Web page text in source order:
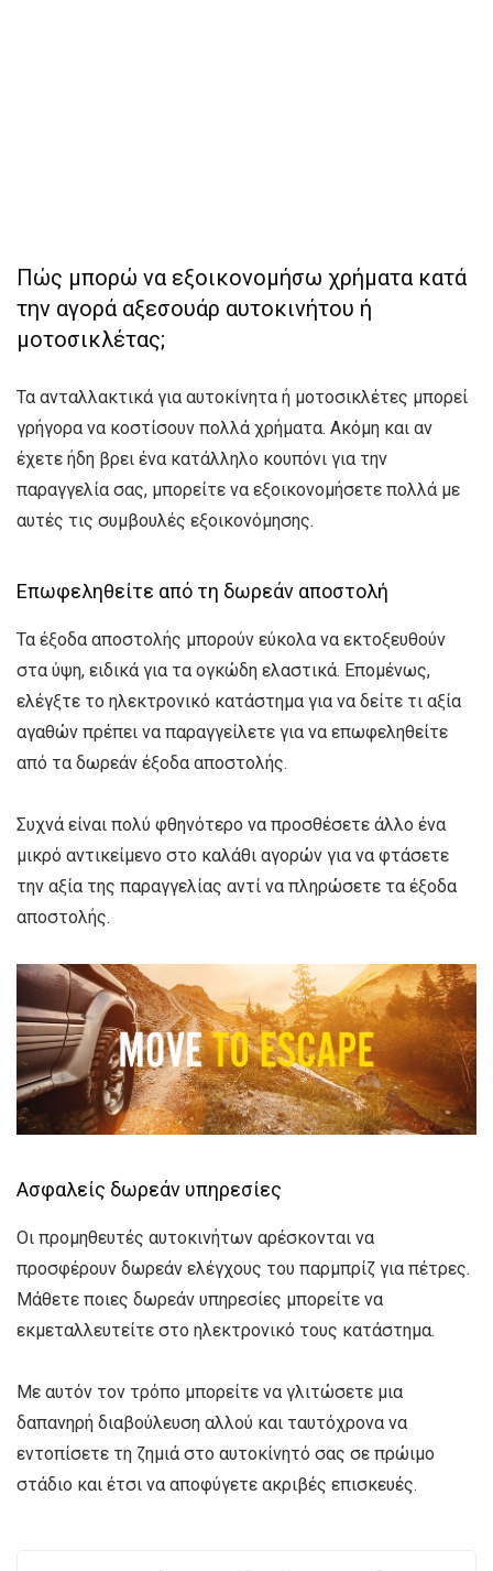
Πώς μπορώ να εξοικονομήσω χρήματα κατά
την αγορά αξεσουάρ αυτοκινήτου ή
μοτοσικλέτας;
Τα ανταλλακτικά για αυτοκίνητα ή μοτοσικλέτες μπορεί
γρήγορα να κοστίσουν πολλά χρήματα. Ακόμη και αν
έχετε ήδη βρει ένα κατάλληλο κουπόνι για την
παραγγελία σας, μπορείτε να εξοικονομήσετε πολλά με
αυτές τις συμβουλές εξοικονόμησης.
Επωφεληθείτε από τη δωρεάν αποστολή
Τα έξοδα αποστολής μπορούν εύκολα να εκτοξευθούν
στα ύψη, ειδικά για τα ογκώδη ελαστικά. Επομένως,
ελέγξτε το ηλεκτρονικό κατάστημα για να δείτε τι αξία
αγαθών πρέπει να παραγγείλετε για να επωφεληθείτε
από τα δωρεάν έξοδα αποστολής.
Συχνά είναι πολύ φθηνότερο να προσθέσετε άλλο ένα
μικρό αντικείμενο στο καλάθι αγορών για να φτάσετε
την αξία της παραγγελίας αντί να πληρώσετε τα έξοδα
αποστολής.
Ασφαλείς δωρεάν υπηρεσίες
Οι προμηθευτές αυτοκινήτων αρέσκονται να
προσφέρουν δωρεάν ελέγχους του παρμπρίζ για πέτρες.
Μάθετε ποιες δωρεάν υπηρεσίες μπορείτε να
εκμεταλλευτείτε στο ηλεκτρονικό τους κατάστημα.
Με αυτόν τον τρόπο μπορείτε να γλιτώσετε μια
δαπανηρή διαβούλευση αλλού και ταυτόχρονα να
εντοπίσετε τη ζημιά στο αυτοκίνητό σας σε πρώιμο
στάδιο και έτσι να αποφύγετε ακριβές επισκευές.